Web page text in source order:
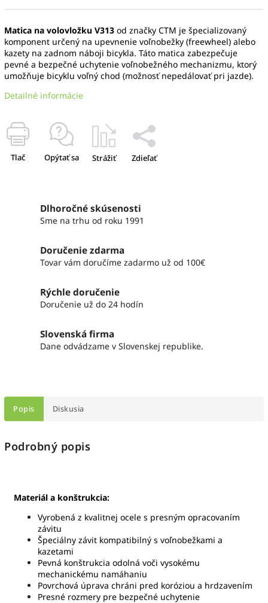
Matica na volovložku V313 od značky CTM je špecializovaný
komponent určený na upevnenie voľnobežky (freewheel) alebo
kazety na zadnom náboji bicykla. Táto matica zabezpečuje
pevné a bezpečné uchytenie voľnobežného mechanizmu, ktorý
umožňuje bicyklu voľný chod (možnosť nepedálovať pri jazde).
Detailné informácie
Tlač Opýtať sa Strážiť Zdieľať
Dlhoročné skúsenosti
Sme na trhu od roku 1991
Doručenie zdarma
Tovar vám doručíme zadarmo už od 100€
Rýchle doručenie
Doručenie už do 24 hodín
Slovenská firma
Dane odvádzame v Slovenskej republike.
Popis Diskusia
Podrobný popis
Materiál a konštrukcia:
Vyrobená z kvalitnej ocele s presným opracovaním
závitu
Špeciálny závit kompatibilný s voľnobežkami a
kazetami
Pevná konštrukcia odolná voči vysokému
mechanickému namáhaniu
Povrchová úprava chráni pred koróziou a hrdzavením
Presné rozmery pre bezpečné uchytenie